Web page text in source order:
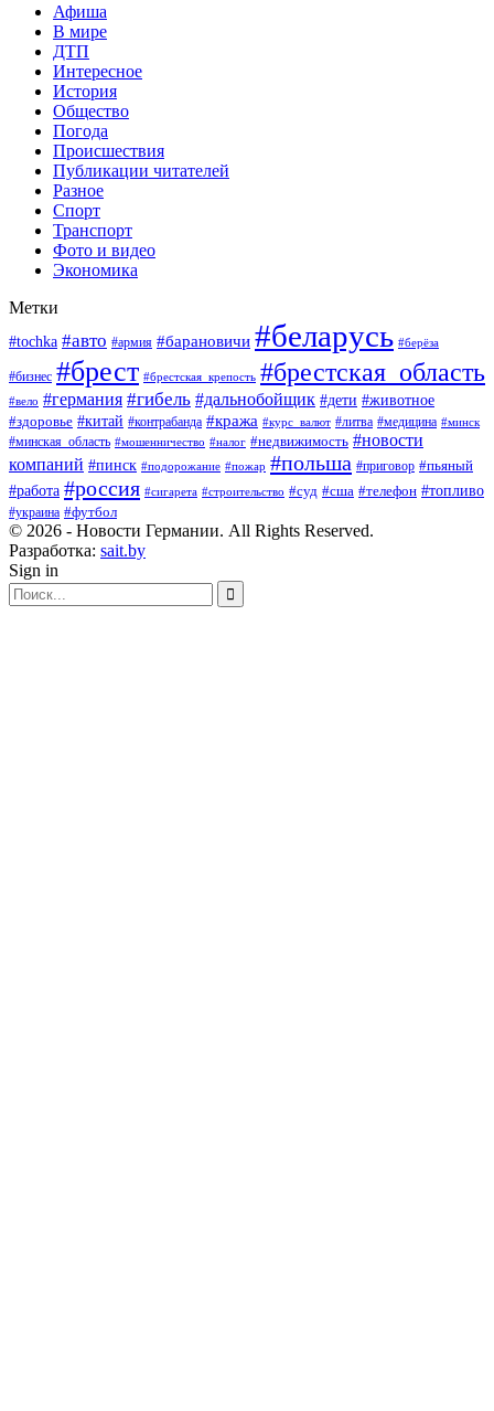
Афиша
В мире
ДТП
Интересное
История
Общество
Погода
Происшествия
Публикации читателей
Разное
Спорт
Транспорт
Фото и видео
Экономика
Метки
#tochka #авто #армия #барановичи #беларусь #берёза
#бизнес #брест #брестская_крепость #брестская_область
#вело #германия #гибель #дальнобойщик #дети #животное
#здоровье #китай #контрабанда #кража #курс_валют #литва #медицина #минск
#минская_область #мошенничество #налог #недвижимость #новости
компаний #пинск #подорожание #пожар #польша #приговор #пьяный
#работа #россия #сигарета #строительство #суд #сша #телефон #топливо
#украина #футбол
© 2026 - Новости Германии. All Rights Reserved.
Разработка: sait.by
Sign in